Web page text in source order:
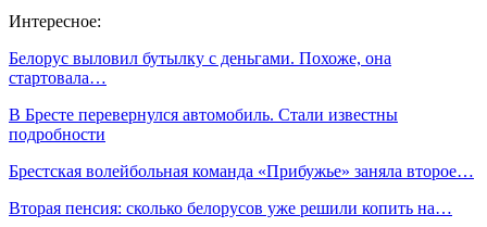
Интересное:
Белорус выловил бутылку с деньгами. Похоже, она
стартовала…
В Бресте перевернулся автомобиль. Стали известны
подробности
Брестская волейбольная команда «Прибужье» заняла второе…
Вторая пенсия: сколько белорусов уже решили копить на…